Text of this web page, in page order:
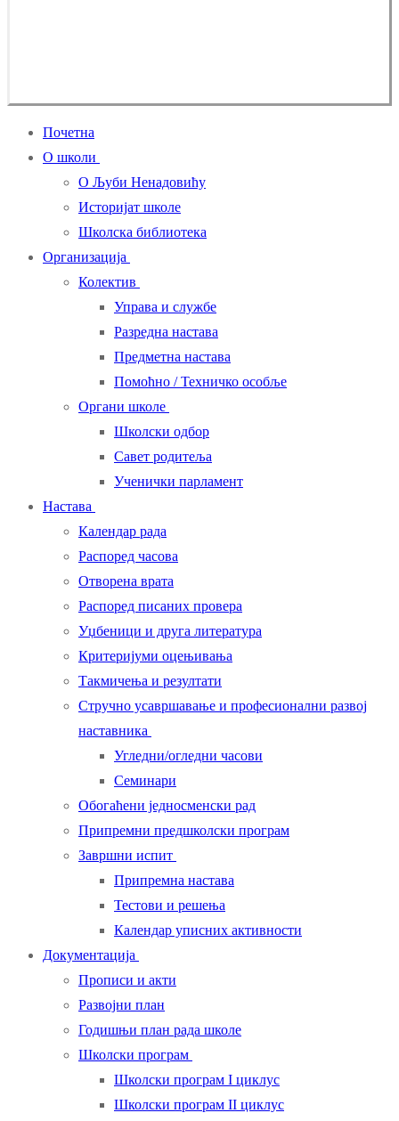
Почетна
О школи
О Љуби Ненадовићу
Историјат школе
Школска библиотека
Организација
Колектив
Управа и службе
Разредна настава
Предметна настава
Помоћно / Техничко особље
Органи школе
Школски одбор
Савет родитеља
Ученички парламент
Настава
Календар рада
Распоред часова
Отворена врата
Распоред писаних провера
Уџбеници и друга литература
Критеријуми оцењивања
Такмичења и резултати
Стручно усавршавање и професионални развој
наставника
Угледни/огледни часови
Семинари
Обогаћени једносменски рад
Припремни предшколски програм
Завршни испит
Припремна настава
Тестови и решења
Календар уписних активности
Документација
Прописи и акти
Развојни план
Годишњи план рада школе
Школски програм
Школски програм I циклус
Школски програм II циклус